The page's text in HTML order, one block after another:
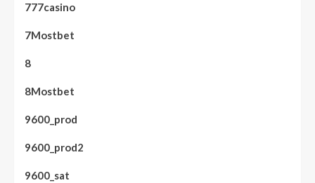
777casino
7Mostbet
8
8Mostbet
9600_prod
9600_prod2
9600_sat